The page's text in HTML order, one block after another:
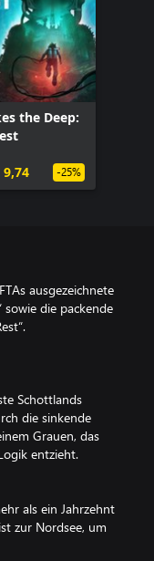
the Deep:
9,74 -25%
ausgezeichnete
sowie die packende
Schottlands
die sinkende
Grauen, das
entzieht.
als ein Jahrzehnt
zur Nordsee, um